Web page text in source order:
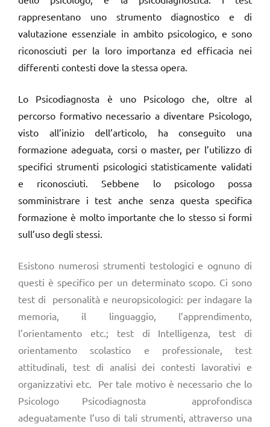
rappresentano uno strumento diagnostico e di
valutazione essenziale in ambito psicologico, e sono
riconosciuti per la loro importanza ed efficacia nei
differenti contesti dove la stessa opera.
Lo Psicodiagnosta è uno Psicologo che, oltre al
percorso formativo necessario a diventare Psicologo,
visto all’inizio dell’articolo, ha conseguito una
formazione adeguata, corsi o master, per l’utilizzo di
specifici strumenti psicologici statisticamente validati
e riconosciuti. Sebbene lo psicologo possa
somministrare i test anche senza questa specifica
formazione è molto importante che lo stesso si formi
sull’uso degli stessi.
Esistono numerosi strumenti testologici e ognuno di
questi è specifico per un determinato scopo. Ci sono
test di personalità e neuropsicologici: per indagare la
memoria, il linguaggio, l’apprendimento,
l’orientamento etc.; test di Intelligenza, test di
orientamento scolastico e professionale, test
attitudinali, test di analisi dei contesti lavorativi e
organizzativi etc. Per tale motivo è necessario che lo
Psicologo Psicodiagnosta approfondisca
adeguatamente l’uso di tali strumenti, attraverso una